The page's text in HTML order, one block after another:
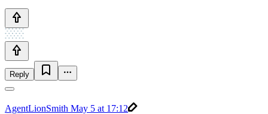
Reply
AgentLionSmith May 5 at 17:12